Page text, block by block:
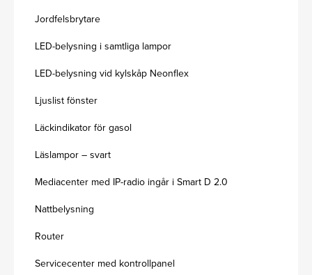
Jordfelsbrytare
LED-belysning i samtliga lampor
LED-belysning vid kylskåp Neonflex
Ljuslist fönster
Läckindikator för gasol
Läslampor – svart
Mediacenter med IP-radio ingår i Smart D 2.0
Nattbelysning
Router
Servicecenter med kontrollpanel